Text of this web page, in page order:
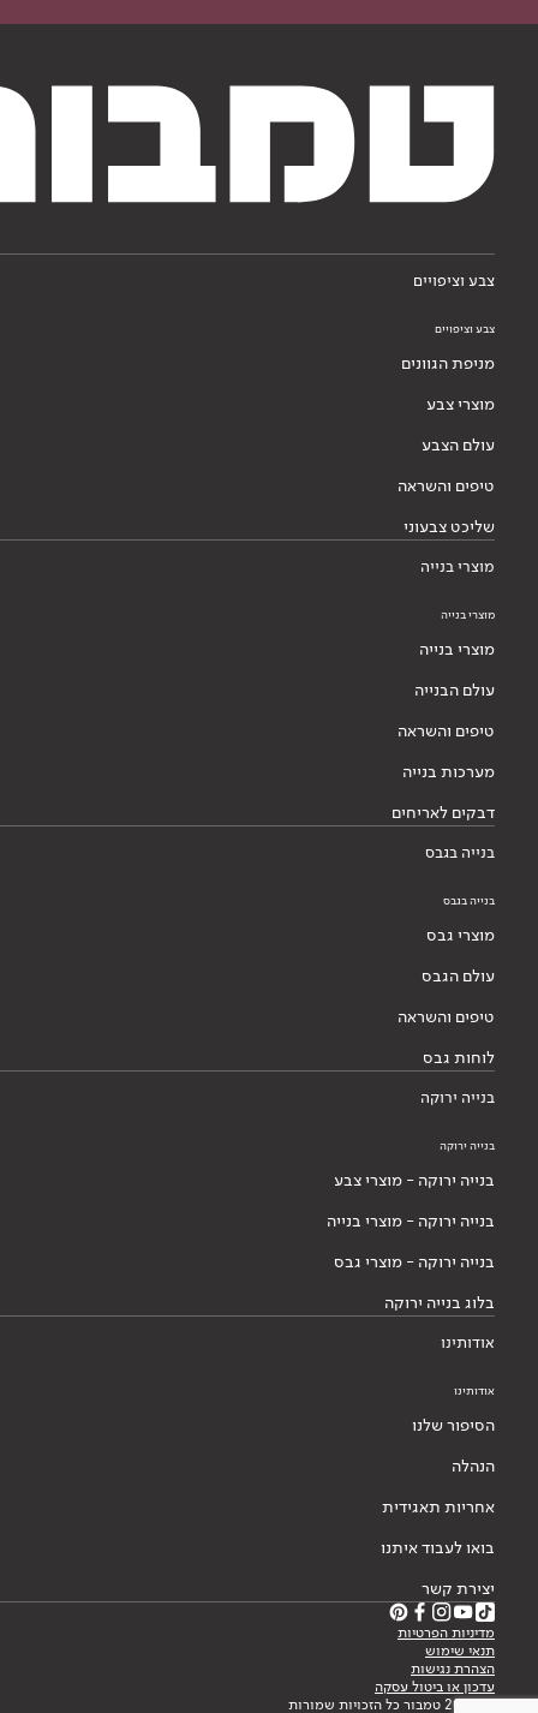
צבע וציפויים
צבע וציפויים
מניפת הגוונים
מוצרי צבע
עולם הצבע
טיפים והשראה
שליכט צבעוני
מוצרי בנייה
מוצרי בנייה
מוצרי בנייה
עולם הבנייה
טיפים והשראה
מערכות בנייה
דבקים לאריחים
בנייה בגבס
בנייה בגבס
מוצרי גבס
עולם הגבס
טיפים והשראה
לוחות גבס
בנייה ירוקה
בנייה ירוקה
בנייה ירוקה - מוצרי צבע
בנייה ירוקה - מוצרי בנייה
בנייה ירוקה - מוצרי גבס
בלוג בנייה ירוקה
אודותינו
אודותינו
הסיפור שלנו
הנהלה
אחריות תאגידית
בואו לעבוד איתנו
יצירת קשר
מדיניות הפרטיות
תנאי שימוש
הצהרת נגישות
עדכון או ביטול עסקה
© 2026 טמבור כל הזכויות שמורות